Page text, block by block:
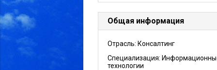
Общая информация
Отрасль: Консалтинг
Специализация:
технологии